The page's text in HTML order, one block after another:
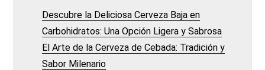
Descubre la Deliciosa Cerveza Baja en
Carbohidratos: Una Opción Ligera y Sabrosa
El Arte de la Cerveza de Cebada: Tradición y
Sabor Milenario